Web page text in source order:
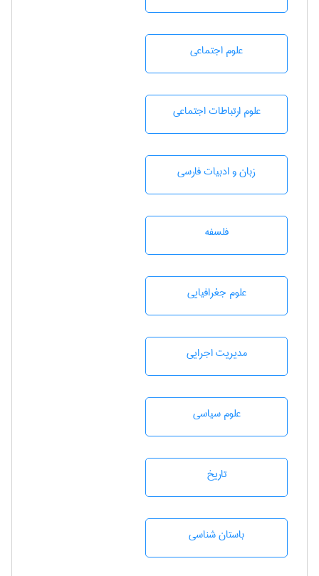
علوم اجتماعی
علوم ارتباطات اجتماعی
زبان و ادبيات فارسی
فلسفه
علوم جغرافيايی
مديريت اجرايی
علوم سياسی
تاريخ
باستان شناسی